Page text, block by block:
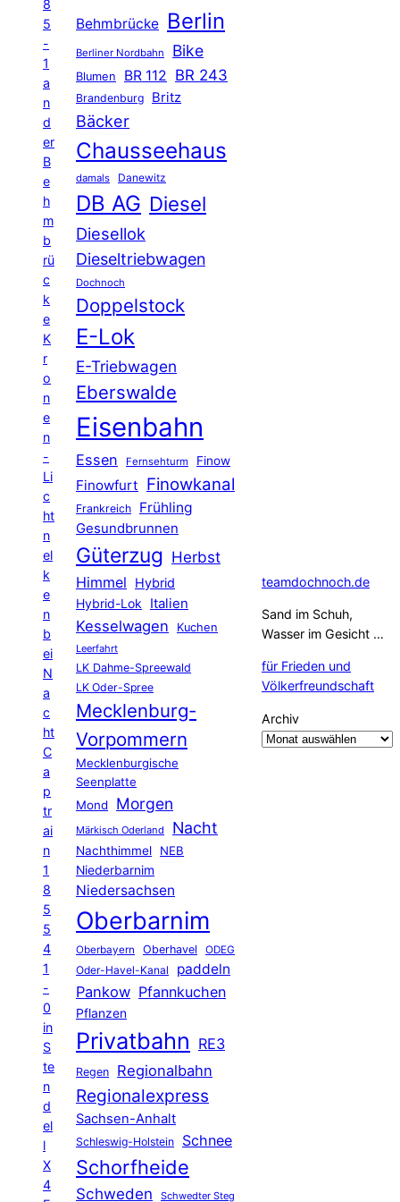
8
5
-
1
a
n
d
er
B
e
h
m
b
rü
c
k
e
K
r
o
n
e
n
-
Li
c
ht
n
el
k
e
n
b
ei
N
a
c
ht
C
a
p
tr
ai
n
1
8
5
5
4
1
-
0
in
S
te
n
d
el
l
X
4
Behmbrücke Berlin
Berliner Nordbahn Bike
Blumen BR 112 BR 243
Brandenburg Britz
Bäcker
Chausseehaus
damals Danewitz
DB AG Diesel
Diesellok
Dieseltriebwagen
Dochnoch
Doppelstock
E-Lok
E-Triebwagen
Eberswalde
Eisenbahn
Essen Fernsehturm Finow
Finowfurt Finowkanal
Frankreich Frühling
Gesundbrunnen
Güterzug Herbst
Himmel
Hybrid
Hybrid-Lok Italien
Kesselwagen Kuchen
Leerfahrt
LK Dahme-Spreewald
LK Oder-Spree
Mecklenburg-
Vorpommern
Mecklenburgische
Seenplatte
Mond
Morgen
Märkisch Oderland Nacht
Nachthimmel
NEB
Niederbarnim
Niedersachsen
Oberbarnim
Oberbayern Oberhavel ODEG
Oder-Havel-Kanal paddeln
Pankow Pfannkuchen
Pflanzen
Privatbahn RE3
Regen Regionalbahn
Regionalexpress
Sachsen-Anhalt
Schleswig-Holstein Schnee
Schorfheide
Schweden Schwedter Steg
teamdochnoch.de
Sand im Schuh,
Wasser im Gesicht …
für Frieden und
Völkerfreundschaft
Archiv